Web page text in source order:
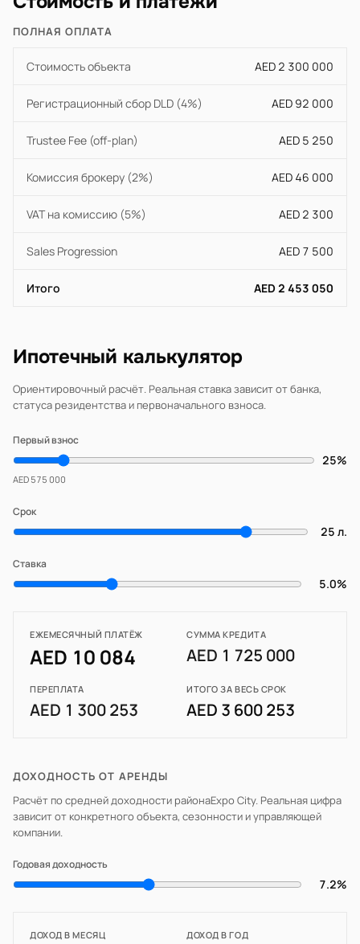
ПОЛНАЯ ОПЛАТА
Стоимость объекта AED 2 300 000
Регистрационный сбор DLD (4%) AED 92 000
Trustee Fee (off-plan) AED 5 250
Комиссия брокеру (2%) AED 46 000
VAT на комиссию (5%) AED 2 300
Sales Progression AED 7 500
Итого AED 2 453 050
Ипотечный калькулятор
Ориентировочный расчёт. Реальная ставка зависит от банка,
статуса резидентства и первоначального взноса.
Первый взнос
25%
AED 575 000
Срок
25 л.
Ставка
5.0%
ЕЖЕМЕСЯЧНЫЙ ПЛАТЁЖ
AED 10 084
СУММА КРЕДИТА
AED 1 725 000
ПЕРЕПЛАТА
AED 1 300 253
ИТОГО ЗА ВЕСЬ СРОК
AED 3 600 253
ДОХОДНОСТЬ ОТ АРЕНДЫ
Расчёт по средней доходности районаExpo City. Реальная цифра
зависит от конкретного объекта, сезонности и управляющей
компании.
Годовая доходность
7.2%
ДОХОД В МЕСЯЦ ДОХОД В ГОД